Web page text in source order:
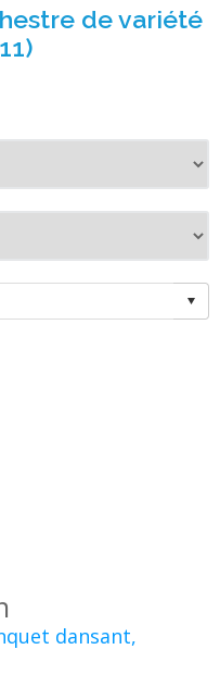
de variété
dansant,